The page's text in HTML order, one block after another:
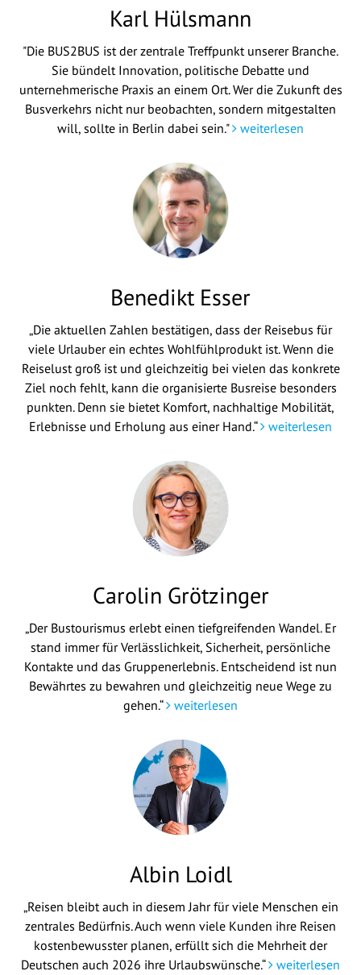
Karl Hülsmann
"Die BUS2BUS ist der zentrale Treffpunkt unserer Branche.
Sie bündelt Innovation, politische Debatte und
unternehmerische Praxis an einem Ort. Wer die Zukunft des
Busverkehrs nicht nur beobachten, sondern mitgestalten
will, sollte in Berlin dabei sein."
weiterlesen
Benedikt Esser
„Die aktuellen Zahlen bestätigen, dass der Reisebus für
viele Urlauber ein echtes Wohlfühlprodukt ist. Wenn die
Reiselust groß ist und gleichzeitig bei vielen das konkrete
Ziel noch fehlt, kann die organisierte Busreise besonders
punkten. Denn sie bietet Komfort, nachhaltige Mobilität,
Erlebnisse und Erholung aus einer Hand.“
weiterlesen
Carolin Grötzinger
„Der Bustourismus erlebt einen tiefgreifenden Wandel. Er
stand immer für Verlässlichkeit, Sicherheit, persönliche
Kontakte und das Gruppenerlebnis. Entscheidend ist nun
Bewährtes zu bewahren und gleichzeitig neue Wege zu
gehen.“
weiterlesen
Albin Loidl
„Reisen bleibt auch in diesem Jahr für viele Menschen ein
zentrales Bedürfnis. Auch wenn viele Kunden ihre Reisen
kostenbewusster planen, erfüllt sich die Mehrheit der
Deutschen auch 2026 ihre Urlaubswünsche.“
weiterlesen